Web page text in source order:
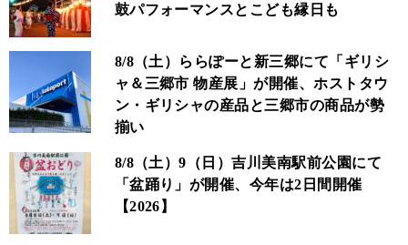
鼓パフォーマンスとこども縁日も
8/8（土）ららぽーと新三郷にて「ギリシ
ャ＆三郷市 物産展」が開催、ホストタウ
ン・ギリシャの産品と三郷市の商品が勢
揃い
8/8（土）9（日）吉川美南駅前公園にて
「盆踊り」が開催、今年は2日間開催
【2026】